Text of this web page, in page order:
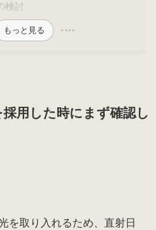
検討
もっと見る
用した時にまず確認し
を取り入れるため、直射日